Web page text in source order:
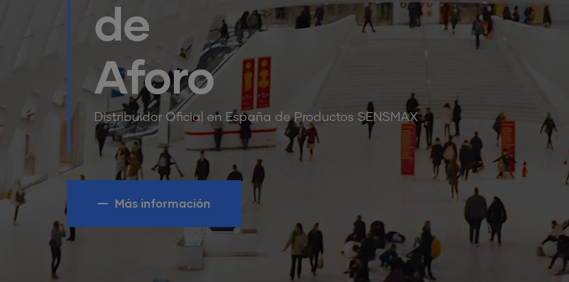
de
Aforo
Distribuidor Oficial en España de Productos SENSMAX
Más información